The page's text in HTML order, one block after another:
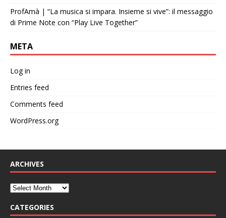
ProfAmà | “La musica si impara. Insieme si vive”: il messaggio
di Prime Note con “Play Live Together”
META
Log in
Entries feed
Comments feed
WordPress.org
ARCHIVES
CATEGORIES